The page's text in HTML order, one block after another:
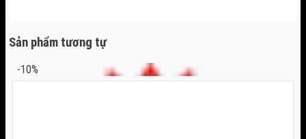
Sản phẩm tương tự
-10%